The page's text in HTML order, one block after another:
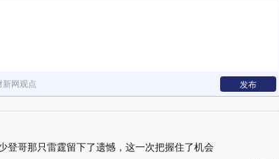
新网观点 发布
登哥那只雷霆留下了遗憾，这一次把握住了机会